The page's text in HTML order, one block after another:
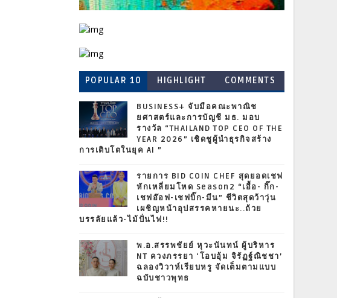
POPULAR 10 HIGHLIGHT COMMENTS
BUSINESS+ จับมือคณะพาณิช
ยศาสตร์และการบัญชี มธ. มอบ
รางวัล “THAILAND TOP CEO OF THE
YEAR 2026” เชิดชูผู้นำธุรกิจสร้าง
การเติบโตในยุค AI ”
รายการ BID COIN CHEF สุดยอดเชฟ
หักเหลี่ยมโหด Season2 “เอื้อ- กิ๊ก-
เชฟอ๊อฟ-เชฟบิ๊ก-มีน” ชีวิตสุดว้าวุ่น
เผชิญหน้าอุปสรรคหายนะ..ถ้วย
บรรลัยแล้ว-ไม้ปั่นไฟ!!
พ.อ.สรรพชัยย์ หุวะนันทน์ ผู้บริหาร
NT ควงภรรยา ‘โอบอุ้ม จิรัฏฐ์ณิชชา’
ฉลองวิวาห์เรียบหรู จัดเต็มตามแบบ
ฉบับชาวพุทธ